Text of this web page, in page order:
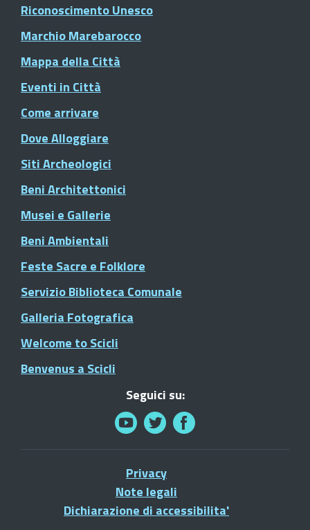
Riconoscimento Unesco
Marchio Marebarocco
Mappa della Città
Eventi in Città
Come arrivare
Dove Alloggiare
Siti Archeologici
Beni Architettonici
Musei e Gallerie
Beni Ambientali
Feste Sacre e Folklore
Servizio Biblioteca Comunale
Galleria Fotografica
Welcome to Scicli
Benvenus a Scicli
Seguici su:
Privacy
Note legali
Dichiarazione di accessibilita'